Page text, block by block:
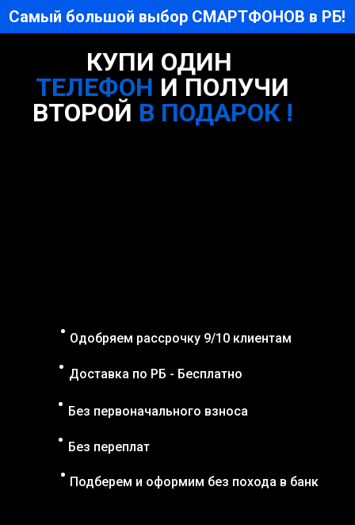
Самый большой выбор СМАРТФОНОВ в РБ!
Подберем и оформим без похода в банк
Без переплат
Без первоначального взноса
Доставка по РБ - Бесплатно
Одобряем рассрочку 9/10 клиентам
КУПИ ОДИН
ТЕЛЕФОН И ПОЛУЧИ
ВТОРОЙ В ПОДАРОК !